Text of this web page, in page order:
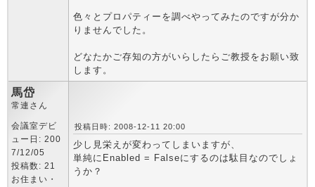
色々とプロパティーを調べやってみたのですが分か
りませんでした。
どなたかご存知の方がいらしたらご教授をお願い致
します。
馬岱
常連さん
会議室デビ
ュー日: 200
7/12/05
投稿数: 21
お住まい・
投稿日時: 2008-12-11 20:00
少し見栄えが変わってしまいますが、
単純にEnabled = Falseにするのは駄目なのでしょ
うか？